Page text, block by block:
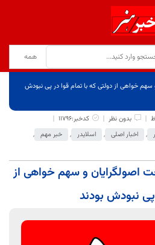
سهم خواهی از دولتی که با تمام قوا در پی نبودش
بدون نظر
کدخبر:11796
, اخبار اصلی , اسلایدر , خبر مهم ,
اصولگرایان و سهم خواهی از
پی نبودش بودند